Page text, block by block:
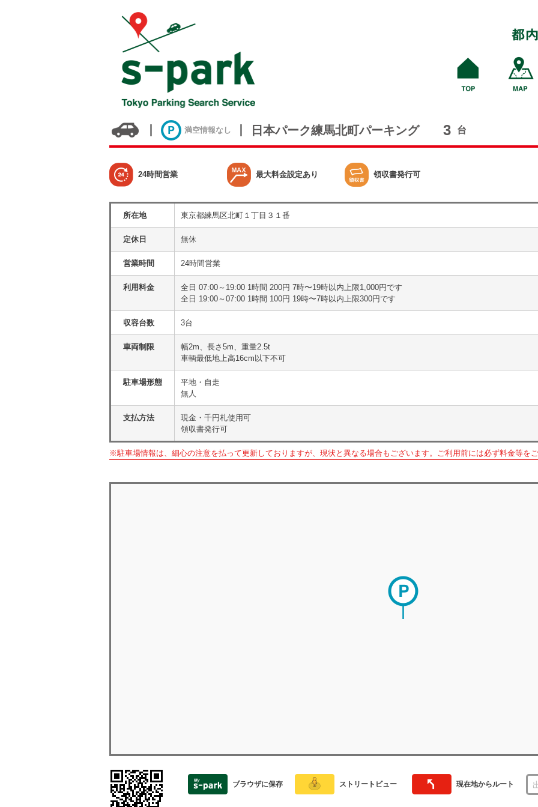
満空情報なし 日本パーク練馬北町パーキング 3 台
24時間営業 最大料金設定あり 領収書発行可
所在地 東京都練馬区北町１丁目３１番
定休日 無休
営業時間 24時間営業
利用料金
全日 07:00～19:00 1時間 200円 7時〜19時以内上限1,000円です
全日 19:00～07:00 1時間 100円 19時〜7時以内上限300円です
収容台数 3台
車両制限
幅2m、長さ5m、重量2.5t
車輌最低地上高16cm以下不可
駐車場形態
平地・自走
無人
支払方法
現金・千円札使用可
領収書発行可
※駐車場情報は、細心の注意を払って更新しておりますが、現状と異なる場合もございます。ご利用前には必ず料金等をご
ブラウザに保存 ストリートビュー 現在地からルート